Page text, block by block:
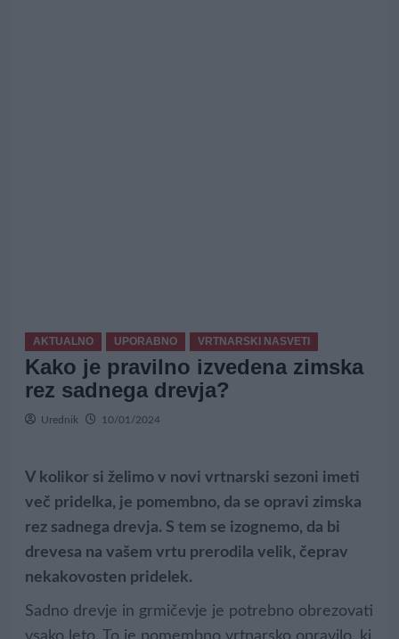
AKTUALNO UPORABNO VRTNARSKI NASVETI
Kako je pravilno izvedena zimska
rez sadnega drevja?
Urednik 10/01/2024
V kolikor si želimo v novi vrtnarski sezoni imeti
več pridelka, je pomembno, da se opravi zimska
rez sadnega drevja. S tem se izognemo, da bi
drevesa na vašem vrtu prerodila velik, čeprav
nekakovosten pridelek.
Sadno drevje in grmičevje je potrebno obrezovati